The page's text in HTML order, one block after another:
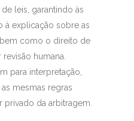
leis, garantindo às
à explicação sobre as
como o direito de
humana.
para interpretação,
mesmas regras
privado da arbitragem.